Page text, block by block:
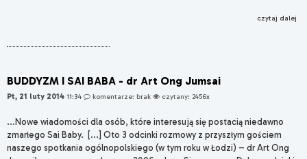
czytaj dalej
BUDDYZM I SAI BABA - dr Art Ong Jumsai
Pt, 21 luty 2014 11:34 komentarze: brak czytany: 2456x
...Nowe wiadomości dla osób, które interesują się postacią niedawno
zmarłego Sai Baby. [...] Oto 3 odcinki rozmowy z przyszłym gościem
naszego spotkania ogólnopolskiego (w tym roku w Łodzi) – dr Art Ong